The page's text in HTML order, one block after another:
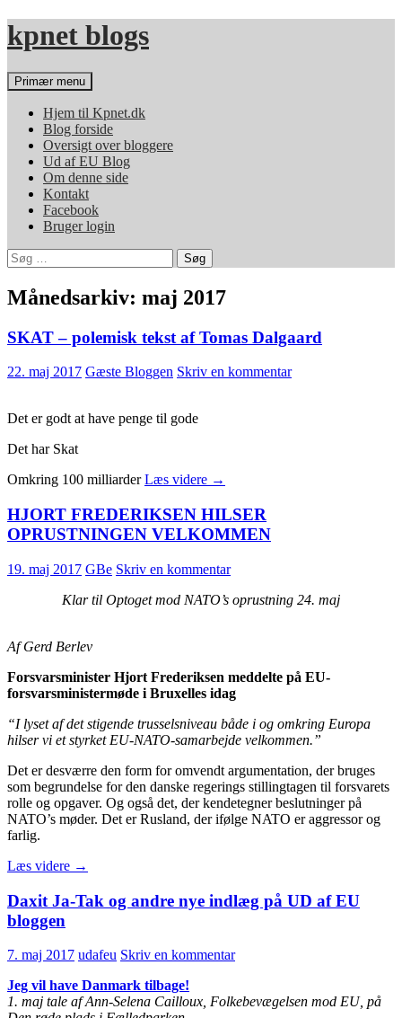
Hop
til
kpnet blogs
Søg
Primær menu
Hjem til Kpnet.dk
Blog forside
Oversigt over bloggere
Ud af EU Blog
Om denne side
Kontakt
Facebook
Bruger login
Søg
efter:
Månedsarkiv: maj 2017
SKAT – polemisk tekst af Tomas Dalgaard
22. maj 2017 Gæste Bloggen Skriv en kommentar
Det er godt at have penge til gode
Det har Skat
Omkring 100 milliarderLæs videre SKAT
polemisk
tekst
af
Dalgaard
→
HJORT FREDERIKSEN HILSER
OPRUSTNINGEN VELKOMMEN
19. maj 2017 GBe Skriv en kommentar
Klar til Optoget mod NATO’s oprustning 24. maj
Af Gerd Berlev
Forsvarsminister Hjort Frederiksen meddelte på EU-
forsvarsministermøde i Bruxelles idag
“I lyset af det stigende trusselsniveau både i og omkring Europa
hilser vi et styrket EU-NATO-samarbejde velkommen.”
Det er desværre den form for omvendt argumentation, der bruges
som begrundelse for den danske regerings stillingtagen til forsvarets
rolle og opgaver. Og også det, der kendetegner beslutninger på
NATO’s møder. Det er Rusland, der ifølge NATO er aggressor og
farlig.
Læs videre HJORT
HILSER
OPRUSTNINGEN
→
Daxit Ja-Tak og andre nye indlæg på UD af EU
bloggen
7. maj 2017 udafeu Skriv en kommentar
Jeg vil have Danmark tilbage!
1. maj tale af Ann-Selena Cailloux, Folkebevægelsen mod EU, på